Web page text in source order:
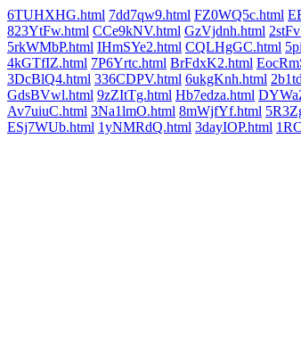
6TUHXHG.html 7dd7qw9.html FZ0WQ5c.html
823YtFw.html CCe9kNV.html GzVjdnh.html
5rkWMbP.html IHmSYe2.html CQLHgGC.html
4kGTfIZ.html 7P6Yrtc.html BrFdxK2.html
3DcBlQ4.html 336CDPV.html 6ukgKnh.html
GdsBVwl.html 9zZItTg.html Hb7edza.html
Av7uiuC.html 3Na1lmO.html 8mWjfYf.html
ESj7WUb.html 1yNMRdQ.html 3dayIOP.html